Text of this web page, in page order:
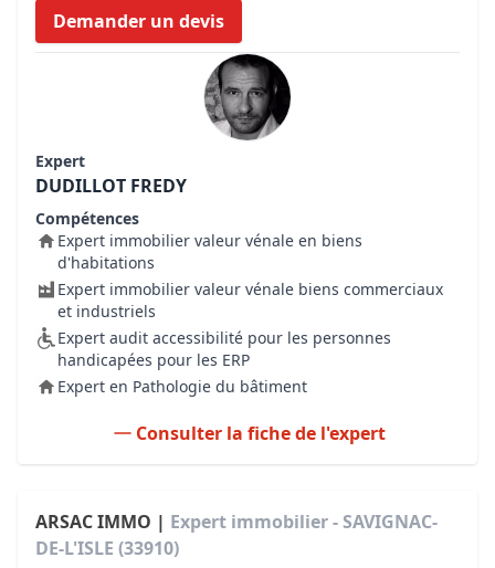
Demander un devis
Expert
DUDILLOT FREDY
Compétences
Expert immobilier valeur vénale en biens
d'habitations
Expert immobilier valeur vénale biens commerciaux
et industriels
Expert audit accessibilité pour les personnes
handicapées pour les ERP
Expert en Pathologie du bâtiment
Consulter la fiche de l'expert
ARSAC IMMO | Expert immobilier - SAVIGNAC-
DE-L'ISLE (33910)